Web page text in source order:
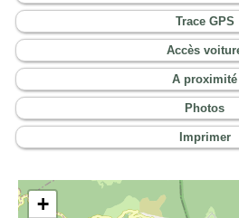
Trace GPS
Accès
A proximité
Photos
Imprimer
+